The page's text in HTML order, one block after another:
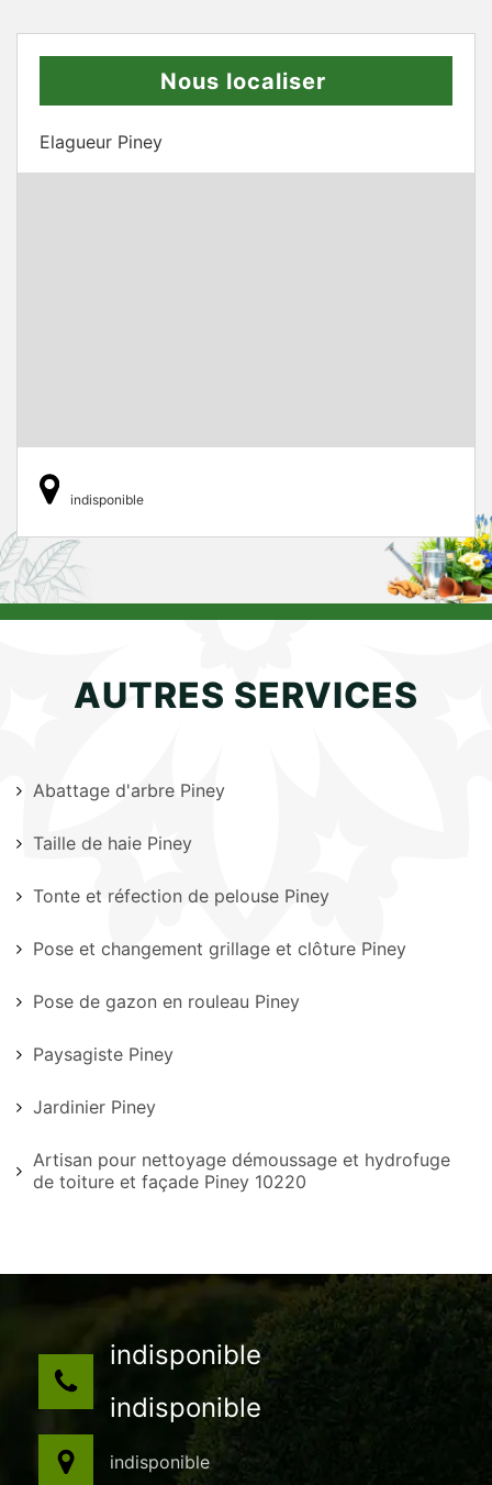
Nous localiser
Elagueur Piney
indisponible
AUTRES SERVICES
Abattage d'arbre Piney
Taille de haie Piney
Tonte et réfection de pelouse Piney
Pose et changement grillage et clôture Piney
Pose de gazon en rouleau Piney
Paysagiste Piney
Jardinier Piney
Artisan pour nettoyage démoussage et hydrofuge
de toiture et façade Piney 10220
indisponible
indisponible
indisponible